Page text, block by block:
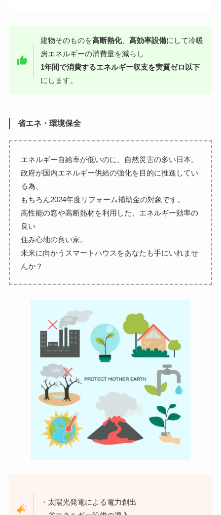
建物そのものを高断熱化、 高効率設備にして冷暖
房エネルギーの消費量を減らし
1年間で消費するエネルギー収支を実質ゼロ以下
にします。
省エネ・環境保全
エネルギー自給率が低いのに、自然災害の多い日本。
政府が国内エネルギー供給の強化を目的に推進してい
る為、
もちろん2024年度リフォーム補助金の対象です。
高性能の窓や高断熱材を利用した、エネルギー効率の
良い
住み心地の良い家。
未来に向かうスマートハウスをあなたも手にいれませ
んか？
・太陽光発電による電力創出